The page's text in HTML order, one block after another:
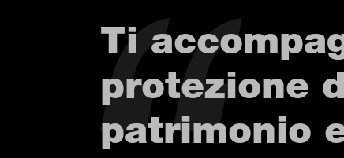
Ti
protezione
patrimonio